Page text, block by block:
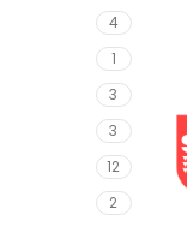
4
1
3
3
12
2